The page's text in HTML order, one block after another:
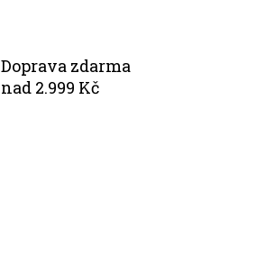
Doprava zdarma
nad 2.999 Kč